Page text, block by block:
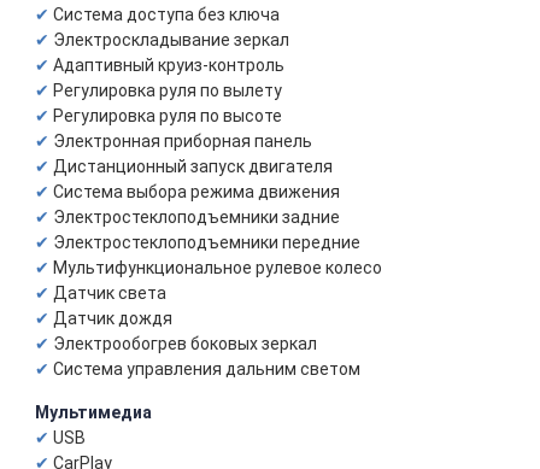
Система доступа без ключа
Электроскладывание зеркал
Адаптивный круиз-контроль
Регулировка руля по вылету
Регулировка руля по высоте
Электронная приборная панель
Дистанционный запуск двигателя
Система выбора режима движения
Электростеклоподъемники задние
Электростеклоподъемники передние
Мультифункциональное рулевое колесо
Датчик света
Датчик дождя
Электрообогрев боковых зеркал
Система управления дальним светом
Мультимедиа
USB
CarPlay